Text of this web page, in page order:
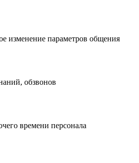
изменение параметров общения
обзвонов
времени персонала